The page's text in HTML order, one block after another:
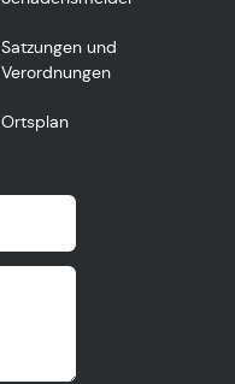
Satzungen und
Verordnungen
Ortsplan